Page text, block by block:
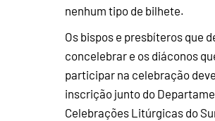
nenhum tipo de bilhete.
Os bispos e presbíteros que
concelebrar e os diáconos
participar na celebração
inscrição junto do
Celebrações Litúrgicas do